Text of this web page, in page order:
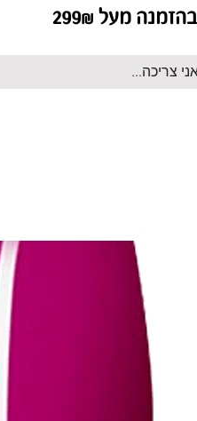
מעל 299₪